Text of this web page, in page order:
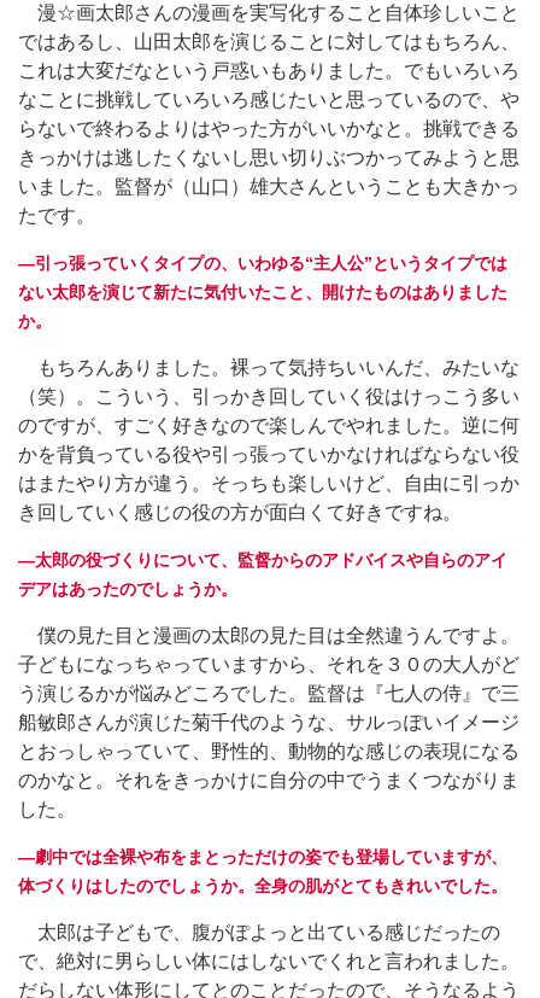
漫☆画太郎さんの漫画を実写化すること自体珍しいこと
ではあるし、山田太郎を演じることに対してはもちろん、
これは大変だなという戸惑いもありました。でもいろいろ
なことに挑戦していろいろ感じたいと思っているので、や
らないで終わるよりはやった方がいいかなと。挑戦できる
きっかけは逃したくないし思い切りぶつかってみようと思
いました。監督が（山口）雄大さんということも大きかっ
たです。
―引っ張っていくタイプの、いわゆる“主人公”というタイプでは
ない太郎を演じて新たに気付いたこと、開けたものはありました
か。
もちろんありました。裸って気持ちいいんだ、みたいな
（笑）。こういう、引っかき回していく役はけっこう多い
のですが、すごく好きなので楽しんでやれました。逆に何
かを背負っている役や引っ張っていかなければならない役
はまたやり方が違う。そっちも楽しいけど、自由に引っか
き回していく感じの役の方が面白くて好きですね。
―太郎の役づくりについて、監督からのアドバイスや自らのアイ
デアはあったのでしょうか。
僕の見た目と漫画の太郎の見た目は全然違うんですよ。
子どもになっちゃっていますから、それを３０の大人がど
う演じるかが悩みどころでした。監督は『七人の侍』で三
船敏郎さんが演じた菊千代のような、サルっぽいイメージ
とおっしゃっていて、野性的、動物的な感じの表現になる
のかなと。それをきっかけに自分の中でうまくつながりま
した。
―劇中では全裸や布をまとっただけの姿でも登場していますが、
体づくりはしたのでしょうか。全身の肌がとてもきれいでした。
太郎は子どもで、腹がぽよっと出ている感じだったの
で、絶対に男らしい体にはしないでくれと言われました。
だらしない体形にしてとのことだったので、そうなるよう